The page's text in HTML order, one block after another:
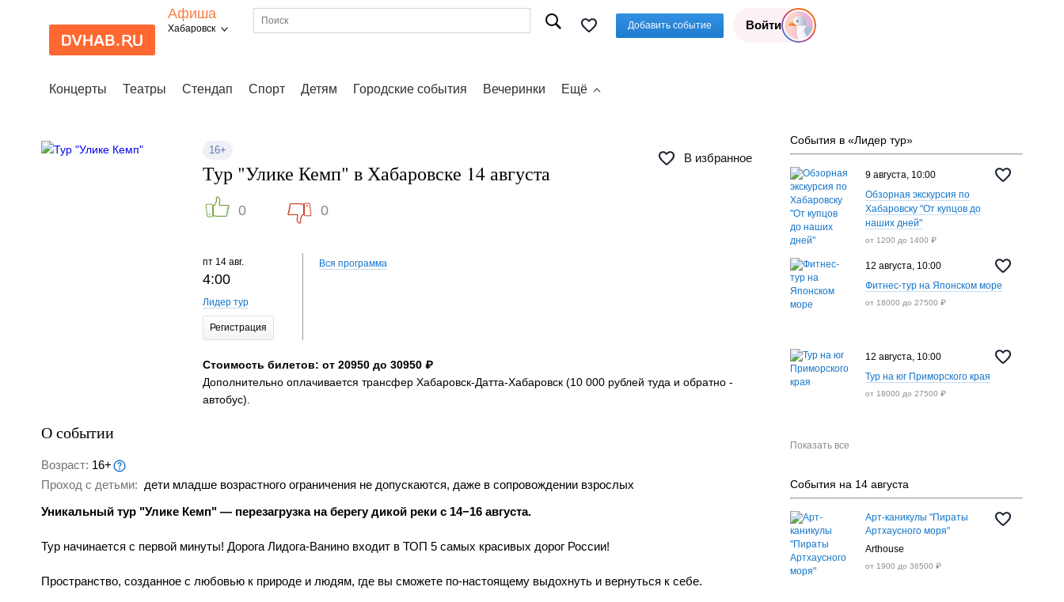
Афиша
Хабаровск Добавить событие Войти
Концерты Театры Стендап Спорт Детям Городские события Вечеринки Ещё
16+
В избранное
Тур "Улике Кемп" в Хабаровске 14 августа
0 0
пт 14 авг.
4:00
Лидер тур
Регистрация
Вся программа
Стоимость билетов: от 20950 до 30950 ₽
Дополнительно оплачивается трансфер Хабаровск-Датта-Хабаровск (10 000 рублей туда и обратно -
автобус).
О событии
Возраст: 16+
Проход с детьми: дети младше возрастного ограничения не допускаются, даже в сопровождении взрослых
Уникальный тур "Улике Кемп" — перезагрузка на берегу дикой реки с 14−16 августа.
Тур начинается с первой минуты! Дорога Лидога-Ванино входит в ТОП 5 самых красивых дорог России!
Пространство, созданное с любовью к природе и людям, где вы сможете по-настоящему выдохнуть и вернуться к себе.
События в «Лидер тур»
9 августа, 10:00
Обзорная экскурсия по
Хабаровску "От купцов до
наших дней"
от 1200 до 1400 ₽
12 августа, 10:00
Фитнес-тур на Японском море
от 18000 до 27500 ₽
12 августа, 10:00
Тур на юг Приморского края
от 18000 до 27500 ₽
Показать все
События на 14 августа
Арт-каникулы "Пираты
Артхаусного моря"
Arthouse
от 1900 до 36500 ₽